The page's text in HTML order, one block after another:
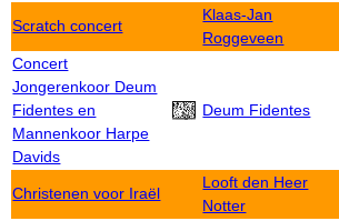
Scratch concert
Klaas-Jan
Roggeveen
Concert
Jongerenkoor Deum
Fidentes en
Mannenkoor Harpe
Davids
Deum Fidentes
Christenen voor Iraël
Looft den Heer
Notter